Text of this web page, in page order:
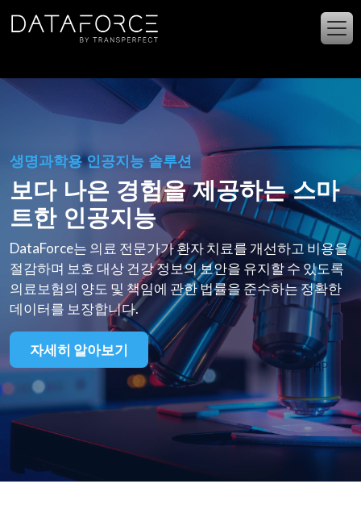
생명과학용 인공지능 솔루션
보다 나은 경험을 제공하는 스마
트한 인공지능
DataForce는 의료 전문가가 환자 치료를 개선하고 비용을
절감하며 보호 대상 건강 정보의 보안을 유지할 수 있도록
의료보험의 양도 및 책임에 관한 법률을 준수하는 정확한
데이터를 보장합니다.
자세히 알아보기